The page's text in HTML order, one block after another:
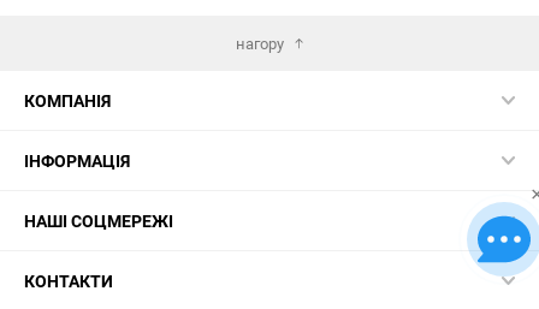
нагору
КОМПАНІЯ
ІНФОРМАЦІЯ
НАШІ СОЦМЕРЕЖІ
КОНТАКТИ